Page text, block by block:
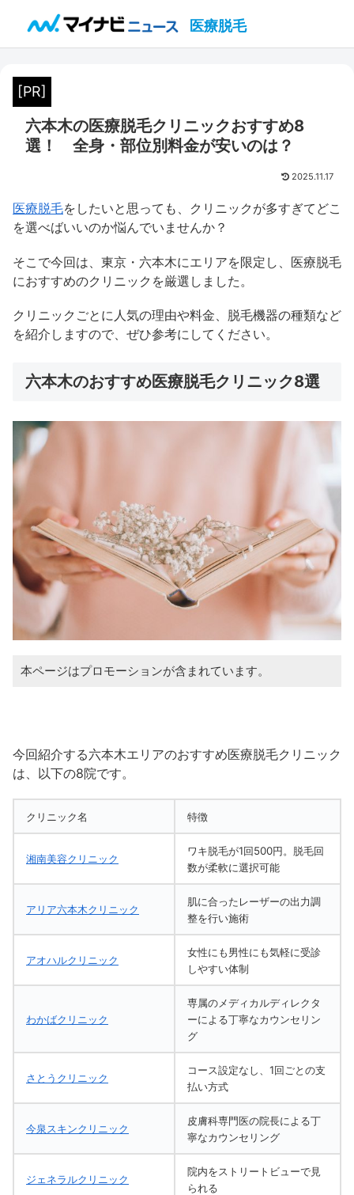
医療脱毛
[PR]
六本木の医療脱毛クリニックおすすめ8
選！ 全身・部位別料金が安いのは？
2025.11.17
医療脱毛をしたいと思っても、クリニックが多すぎてどこ
を選べばいいのか悩んでいませんか？
そこで今回は、東京・六本木にエリアを限定し、医療脱毛
におすすめのクリニックを厳選しました。
クリニックごとに人気の理由や料金、脱毛機器の種類など
を紹介しますので、ぜひ参考にしてください。
六本木のおすすめ医療脱毛クリニック8選
本ページはプロモーションが含まれています。
今回紹介する六本木エリアのおすすめ医療脱毛クリニック
は、以下の8院です。
クリニック名 特徴
湘南美容クリニック
ワキ脱毛が1回500円。脱毛回
数が柔軟に選択可能
アリア六本木クリニック
肌に合ったレーザーの出力調
整を行い施術
アオハルクリニック
女性にも男性にも気軽に受診
しやすい体制
わかばクリニック
専属のメディカルディレクタ
ーによる丁寧なカウンセリン
グ
さとうクリニック
コース設定なし、1回ごとの支
払い方式
今泉スキンクリニック
皮膚科専門医の院長による丁
寧なカウンセリング
ジェネラルクリニック
院内をストリートビューで見
られる